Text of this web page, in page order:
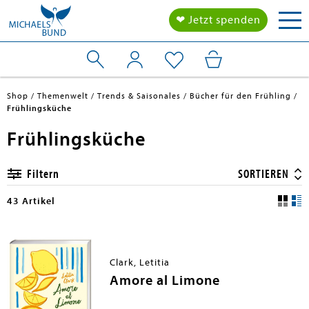
❤ Jetzt spenden
Shop Themenwelt Trends & Saisonales
Bücher für den Frühling
Frühlingsküche
Frühlingsküche
Filtern SORTIEREN
43 Artikel
Clark, Letitia
Amore al Limone